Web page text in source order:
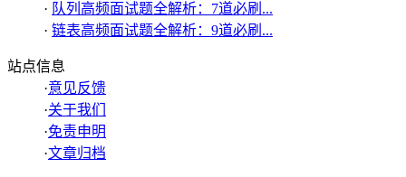
· 队列高频面试题全解析：7道必刷...
· 链表高频面试题全解析：9道必刷...
站点信息
·意见反馈
·关于我们
·免责申明
·文章归档